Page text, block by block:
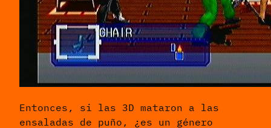
Entonces, si las 3D mataron a las
ensaladas de puño, ¿es un género